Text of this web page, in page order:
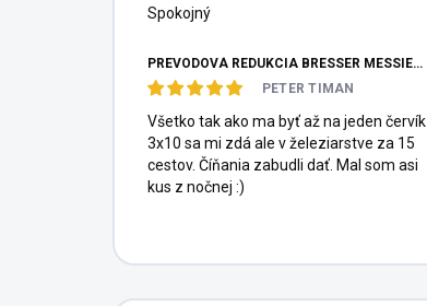
Spokojný
PREVODOVÁ REDUKCIA BRESSER MESSIER HEXAFOC 1:10
PETER TIMAN
Všetko tak ako ma byť až na jeden červík
3x10 sa mi zdá ale v železiarstve za 15
cestov. Číňania zabudli dať. Mal som asi
kus z nočnej :)